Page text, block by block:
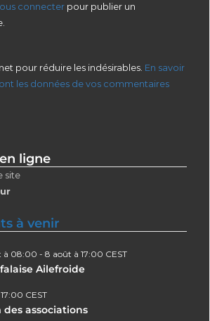
connecter pour publier un
pour réduire les indésirables. En savoir
les données de vos commentaires
ligne
site
à venir
à 08:00 - 8 août à 17:00 CEST
Ailefroide
17:00 CEST
des associations